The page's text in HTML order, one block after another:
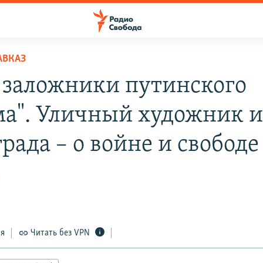
путинского
Уличный художник
– о войне и свободе
Читать без VPN